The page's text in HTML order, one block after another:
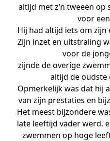
altijd met z’n tweeën
voor
Hij had altijd iets om
Zijn inzet en uitstraling
voor de
zijnde de overige
altijd de oudste
Opmerkelijk was dat hij
van zijn prestaties en
Het meest bijzondere
late leeftijd vader werd,
zwemmen op hoge